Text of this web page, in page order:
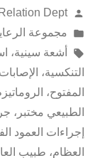
Dept.
مجموعة
أشعة سينية،
التنكسية،
المفتوح،
الطبيعي مختبر ،
إجراءات العمود
العظام، طبيب